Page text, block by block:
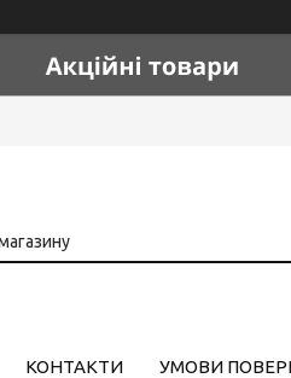
КОНТАКТИ УМОВИ